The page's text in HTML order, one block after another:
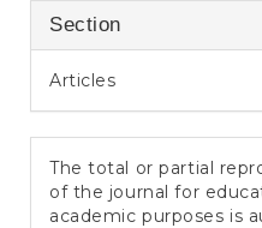
Section
Articles
The total or partial
of the journal for
academic purposes is